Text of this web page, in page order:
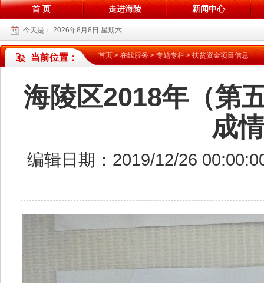
首 页 走进海陵 新闻中心
今天是： 2026年8月8日 星期六
当前位置： 首页>在线服务>专题专栏>扶贫资金项目信息
海陵区2018年（第
成
编辑日期：2019/12/26